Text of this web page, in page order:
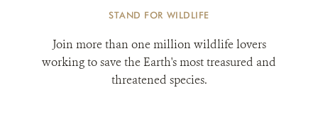
STAND FOR WILDLIFE
Join more than one million wildlife lovers
working to save the Earth's most treasured and
threatened species.